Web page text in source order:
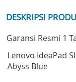
DESKRIPSI
Garansi Resmi 1
Lenovo IdeaPad
Abyss Blue